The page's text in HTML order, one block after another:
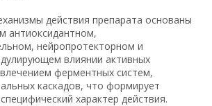
действия препарата основаны
антиоксидантном,
нейропротекторном и
влиянии активных
ферментных систем,
каскадов, что формирует
характер действия.